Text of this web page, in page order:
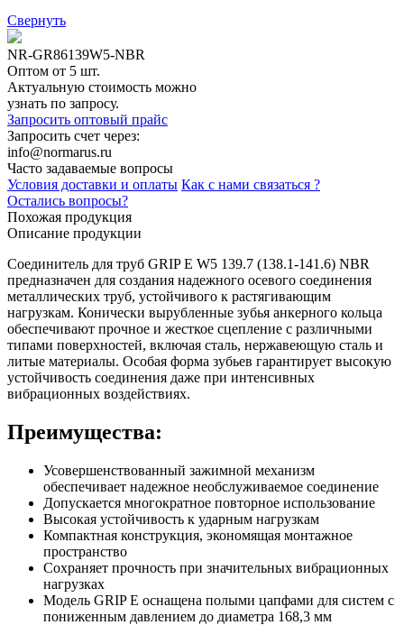
Свернуть
NR-GR86139W5-NBR
Оптом от 5 шт.
Актуальную стоимость можно
узнать по запросу.
Запросить оптовый прайс
Запросить счет через:
info@normarus.ru
Часто задаваемые вопросы
Условия доставки и оплаты Как с нами связаться ?
Остались вопросы?
Похожая продукция
Описание продукции
Соединитель для труб GRIP E W5 139.7 (138.1-141.6) NBR
предназначен для создания надежного осевого соединения
металлических труб, устойчивого к растягивающим
нагрузкам. Конически вырубленные зубья анкерного кольца
обеспечивают прочное и жесткое сцепление с различными
типами поверхностей, включая сталь, нержавеющую сталь и
литые материалы. Особая форма зубьев гарантирует высокую
устойчивость соединения даже при интенсивных
вибрационных воздействиях.
Преимущества:
Усовершенствованный зажимной механизм
обеспечивает надежное необслуживаемое соединение
Допускается многократное повторное использование
Высокая устойчивость к ударным нагрузкам
Компактная конструкция, экономящая монтажное
пространство
Сохраняет прочность при значительных вибрационных
нагрузках
Модель GRIP E оснащена полыми цапфами для систем с
пониженным давлением до диаметра 168,3 мм